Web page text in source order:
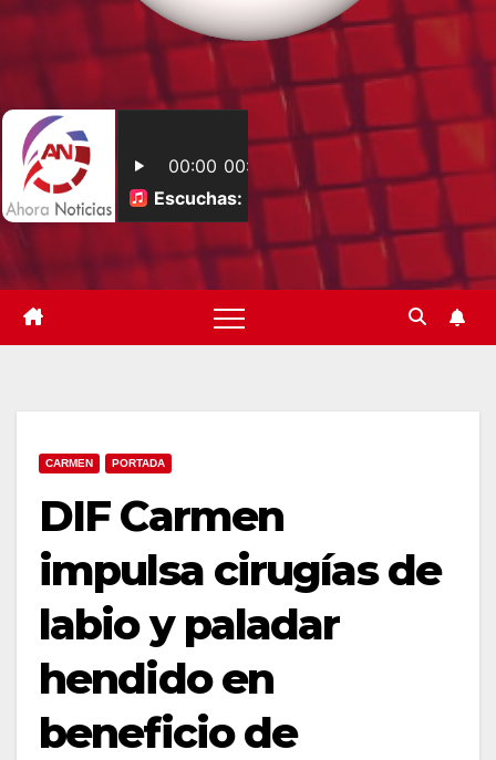
CARMEN PORTADA
DIF Carmen
impulsa cirugías de
labio y paladar
hendido en
beneficio de